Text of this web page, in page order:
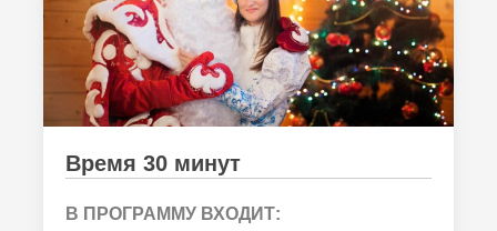
Время 30 минут
В ПРОГРАММУ ВХОДИТ: